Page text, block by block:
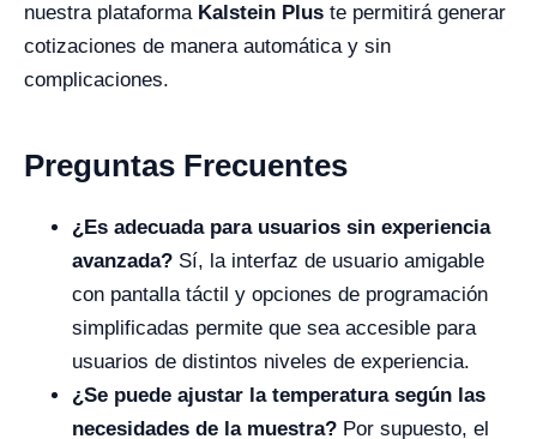
nuestra plataforma Kalstein Plus te permitirá generar
cotizaciones de manera automática y sin
complicaciones.
Preguntas Frecuentes
¿Es adecuada para usuarios sin experiencia
avanzada? Sí, la interfaz de usuario amigable
con pantalla táctil y opciones de programación
simplificadas permite que sea accesible para
usuarios de distintos niveles de experiencia.
¿Se puede ajustar la temperatura según las
necesidades de la muestra? Por supuesto, el